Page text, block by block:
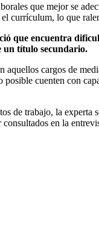
que mejor se
currículum, lo que
que encuentra
un título secundario.
aquellos cargos de
cuenten con
de trabajo, la
en la